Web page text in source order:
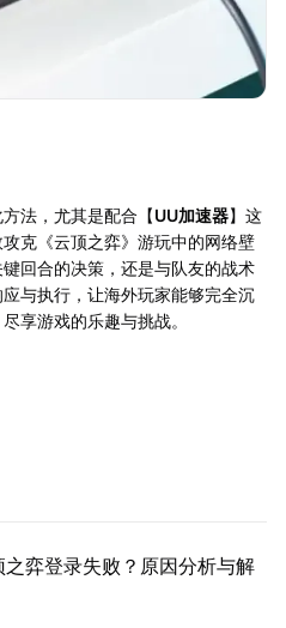
法，尤其是配合【UU加速器】这
克《云顶之弈》游玩中的网络壁
回合的决策，还是与队友的战术
与执行，让海外玩家能够完全沉
享游戏的乐趣与挑战。
之弈登录失败？原因分析与解